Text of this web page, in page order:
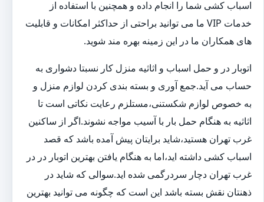
اسباب کشی شما را انجام داده و همچنین با استفاده از
خدمات VIP ما می توانید براحتی از حداکثر امکانات و قابلیت
های همکاران ما در این زمینه بهره مند شوید.
اتوبار در و حمل اسباب و اثاثیه منزل کار نسبتا دشواری به
حساب می آید.جمع آوری و بسته بندی کردن لوازم منزل و
به خصوص لوازم شکستنی،مستلزم رعایت نکاتی است تا
اثاثیه به هنگام حمل بار با آسیب مواجه نشوند.اگر از ساکنین
غرب تهران هستید،شاید برایتان پیش آمده باشد که قصد
اسباب کشی داشته اید،اما به هنگام یافتن بهترین اتوبار در در
غرب تهران دچار سردرگمی شده اید.سوالی که شاید در
ذهنتان نقش بسته باشد این است که چگونه می توانید بهترین